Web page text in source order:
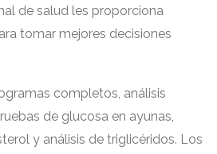
de salud les proporciona
tomar mejores decisiones
completos, análisis
de glucosa en ayunas,
y análisis de triglicéridos. Los